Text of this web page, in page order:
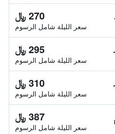
270 ﷼
سعر الليلة شامل الرسوم
295 ﷼
سعر الليلة شامل الرسوم
310 ﷼
سعر الليلة شامل الرسوم
387 ﷼
سعر الليلة شامل الرسوم